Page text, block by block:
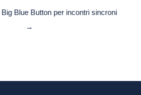
Blue Button per incontri sincroni
→